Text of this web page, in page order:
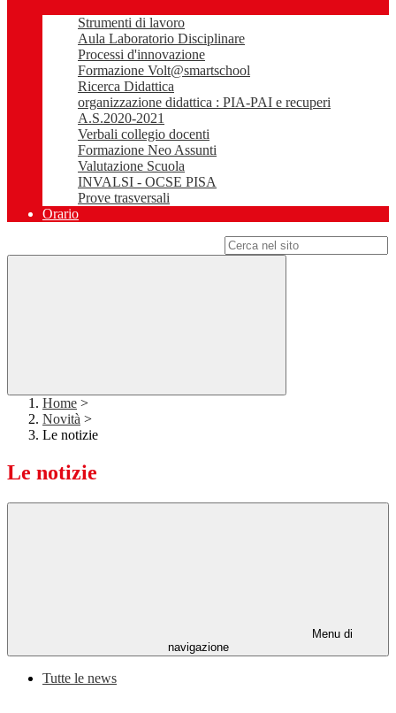
Strumenti di lavoro
Aula Laboratorio Disciplinare
Processi d'innovazione
Formazione Volt@smartschool
Ricerca Didattica
organizzazione didattica : PIA-PAI e recuperi
A.S.2020-2021
Verbali collegio docenti
Formazione Neo Assunti
Valutazione Scuola
INVALSI - OCSE PISA
Prove trasversali
Orario
Home >
Novità >
Le notizie
Le notizie
Menu di
navigazione
Tutte le news